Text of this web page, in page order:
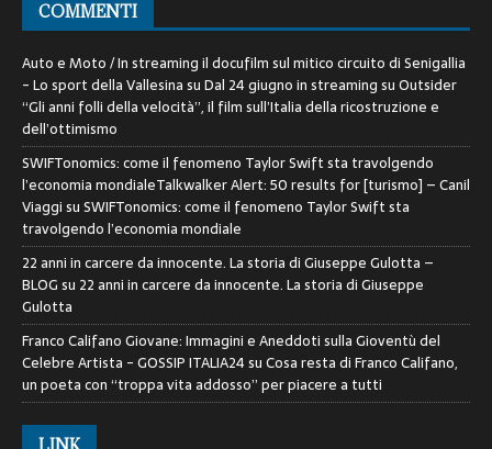
COMMENTI
Auto e Moto / In streaming il docufilm sul mitico circuito di Senigallia
- Lo sport della VallesinasuDal 24 giugno in streaming su Outsider
“Gli anni folli della velocità”, il film sull’Italia della ricostruzione e
dell’ottimismo
SWIFTonomics: come il fenomeno Taylor Swift sta travolgendo
l’economia mondialeTalkwalker Alert: 50 results for [turismo] – Canil
ViaggisuSWIFTonomics: come il fenomeno Taylor Swift sta
travolgendo l’economia mondiale
22 anni in carcere da innocente. La storia di Giuseppe Gulotta –
BLOGsu 22 anni in carcere da innocente. La storia di Giuseppe
Gulotta
Franco Califano Giovane: Immagini e Aneddoti sulla Gioventù del
Celebre Artista - GOSSIP ITALIA24suCosa resta di Franco Califano,
un poeta con “troppa vita addosso” per piacere a tutti